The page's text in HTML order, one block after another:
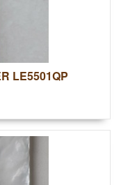
LE5501QP